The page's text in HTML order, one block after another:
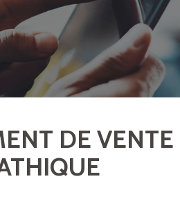
DE VENTE